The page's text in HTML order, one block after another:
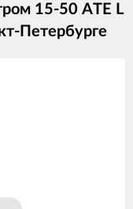
15-50 ATE L
Петербурге